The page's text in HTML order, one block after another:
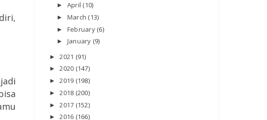
► April (10)
► March (13)
► February (6)
► January (9)
►2021 (91)
►2020 (147)
►2019 (198)
►2018 (200)
►2017 (152)
►2016 (166)